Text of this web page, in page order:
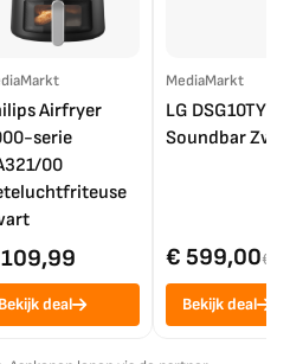
Airfryer
serie
00
Bekijk deal
MediaMarkt
LG DSG10TY
Soundbar
€ 599,00€
Bekijk deal